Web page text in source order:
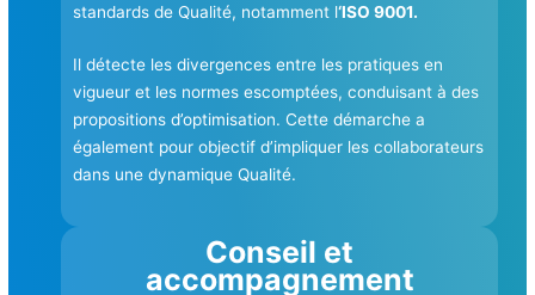
standards de Qualité, notamment l‘ISO 9001.
Il détecte les divergences entre les pratiques en
vigueur et les normes escomptées, conduisant à des
propositions d’optimisation. Cette démarche a
également pour objectif d’impliquer les collaborateurs
dans une dynamique Qualité.
Conseil et
accompagnement